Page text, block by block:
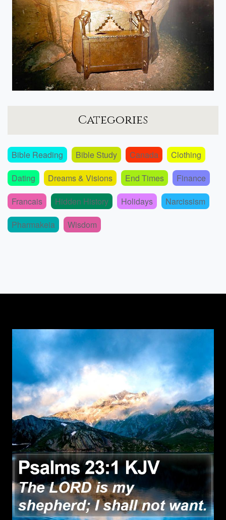
Categories
Bible Reading Bible Study Canada
Clothing
Dating
Dreams & Visions End Times
Finance
Francais
Hidden History Holidays
Narcissism
Pharmakeia
Wisdom